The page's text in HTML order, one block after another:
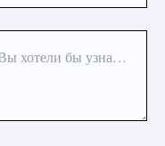
Здесь Вы можете указать, о чём Вы хотели бы узнать или какая процедура Вас интересует